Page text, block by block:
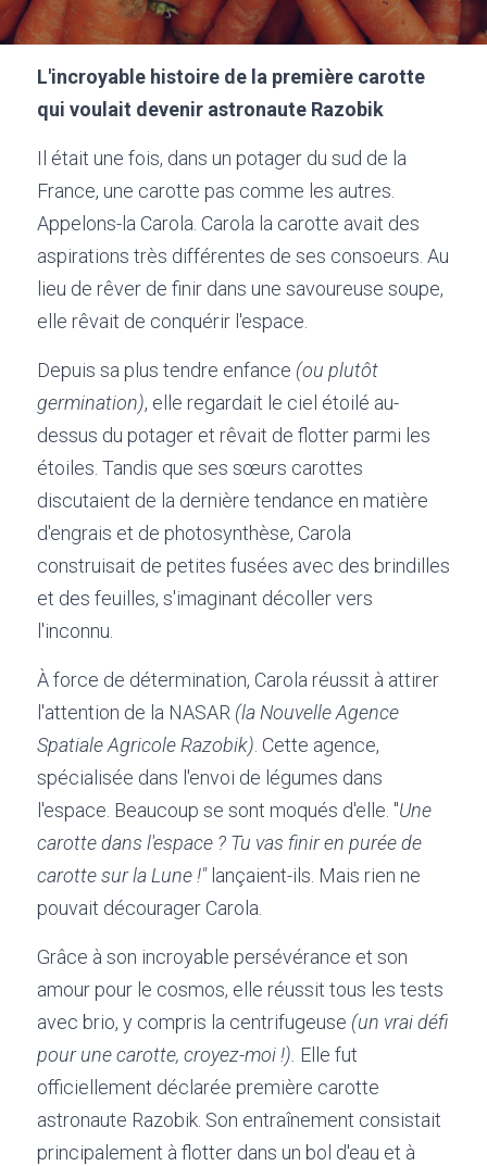
L'incroyable histoire de la première carotte
qui voulait devenir astronaute Razobik
Il était une fois, dans un potager du sud de la
France, une carotte pas comme les autres.
Appelons-la Carola. Carola la carotte avait des
aspirations très différentes de ses consoeurs. Au
lieu de rêver de finir dans une savoureuse soupe,
elle rêvait de conquérir l'espace.
Depuis sa plus tendre enfance (ou plutôt
germination), elle regardait le ciel étoilé au-
dessus du potager et rêvait de flotter parmi les
étoiles. Tandis que ses sœurs carottes
discutaient de la dernière tendance en matière
d'engrais et de photosynthèse, Carola
construisait de petites fusées avec des brindilles
et des feuilles, s'imaginant décoller vers
l'inconnu.
À force de détermination, Carola réussit à attirer
l'attention de la NASAR (la Nouvelle Agence
Spatiale Agricole Razobik) . Cette agence,
spécialisée dans l'envoi de légumes dans
l'espace. Beaucoup se sont moqués d'elle. "Une
carotte dans l'espace ? Tu vas finir en purée de
carotte sur la Lune !" lançaient-ils. Mais rien ne
pouvait décourager Carola.
Grâce à son incroyable persévérance et son
amour pour le cosmos, elle réussit tous les tests
avec brio, y compris la centrifugeuse (un vrai défi
pour une carotte, croyez-moi !). Elle fut
officiellement déclarée première carotte
astronaute Razobik. Son entraînement consistait
principalement à flotter dans un bol d'eau et à